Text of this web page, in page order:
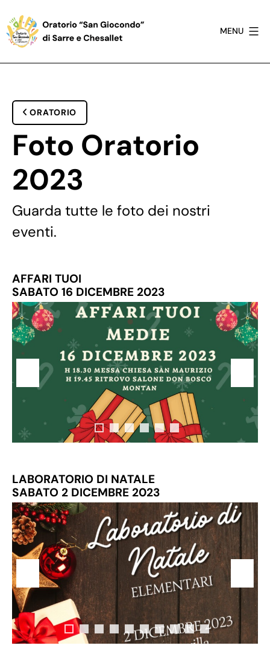
contenuto
di
Sarre
MENU
ORATORIO
Foto Oratorio
2023
Guarda tutte le foto dei nostri
eventi.
AFFARI TUOI
SABATO 16 DICEMBRE 2023
LABORATORIO DI NATALE
SABATO 2 DICEMBRE 2023